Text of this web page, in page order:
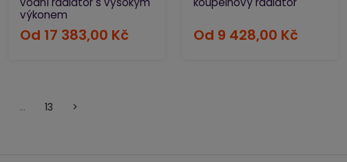
výkonem
Od 17 383,00 Kč Od 9 428,00 Kč
… 13 >